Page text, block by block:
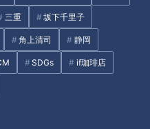
三重 坂下千里子
角上清司 静岡
SDGs if珈琲店
まとめ。山田さんから高橋
は涙しそう。どうか届きま
村松は「簡単にアウト